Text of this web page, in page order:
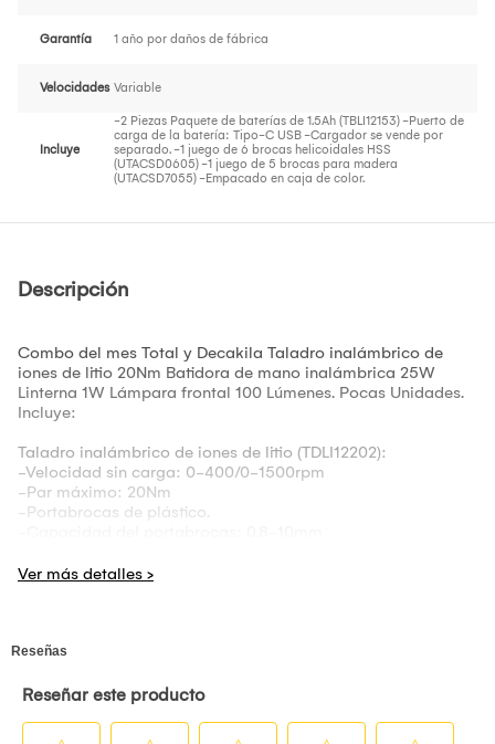
Garantía 1 año por daños de fábrica
Velocidades Variable
Incluye
-2 Piezas Paquete de baterías de 1.5Ah (TBLI12153) -Puerto de
carga de la batería: Tipo-C USB -Cargador se vende por
separado. -1 juego de 6 brocas helicoidales HSS
(UTACSD0605) -1 juego de 5 brocas para madera
(UTACSD7055) -Empacado en caja de color.
Descripción
Combo del mes Total y Decakila Taladro inalámbrico de
iones de litio 20Nm Batidora de mano inalámbrica 25W
Linterna 1W Lámpara frontal 100 Lúmenes. Pocas Unidades.
Incluye:
Taladro inalámbrico de iones de litio (TDLI12202):
-Velocidad sin carga: 0-400/0-1500rpm
-Par máximo: 20Nm
-Portabrocas de plástico.
-Caja de engranajes mecánica de 2 velocidades.
-Voltaje: DC 3.7V
-3 velocidades.